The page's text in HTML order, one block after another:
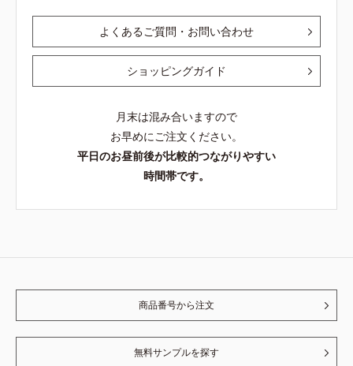
よくあるご質問・お問い合わせ
ショッピングガイド
月末は混み合いますので
お早めにご注文ください。
平日のお昼前後が比較的つながりやすい
時間帯です。
商品番号から注文
無料サンプルを探す